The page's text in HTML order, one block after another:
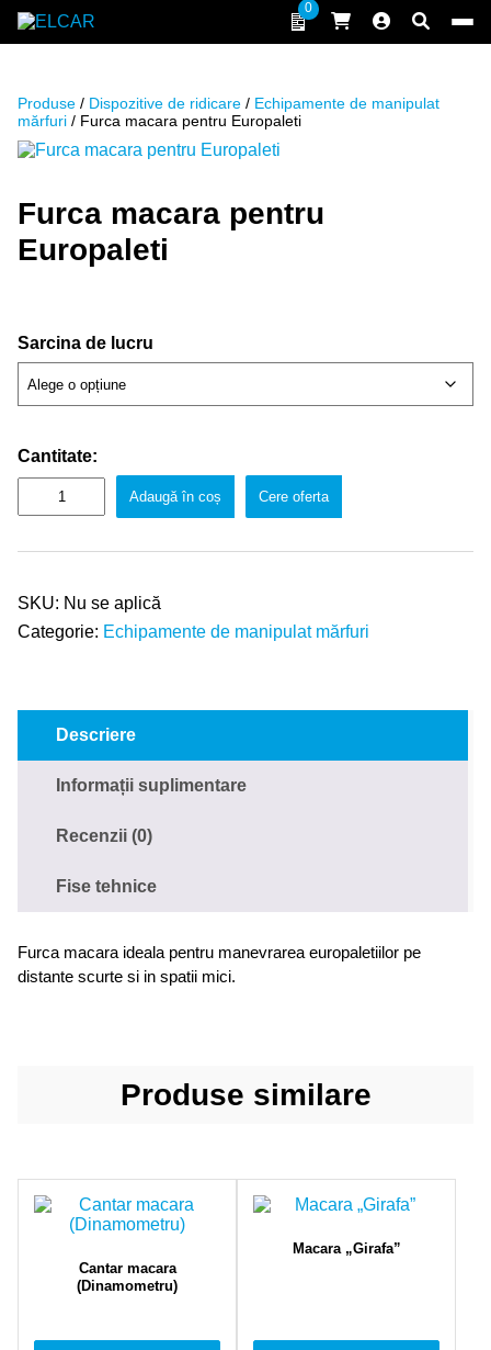
Sari la conținut
ELCAR
0
Produse / Dispozitive de ridicare / Echipamente de manipulat
mărfuri / Furca macara pentru Europaleti
Furca macara pentru
Europaleti
Sarcina de lucru
Cantitate:
Adaugă în coș Cere oferta
SKU: Nu se aplică
Categorie: Echipamente de manipulat mărfuri
Descriere
Informații suplimentare
Recenzii (0)
Fise tehnice
Furca macara ideala pentru manevrarea europaletiilor pe
distante scurte si in spatii mici.
Produse similare
Cantar macara
(Dinamometru)
Macara „Girafa”